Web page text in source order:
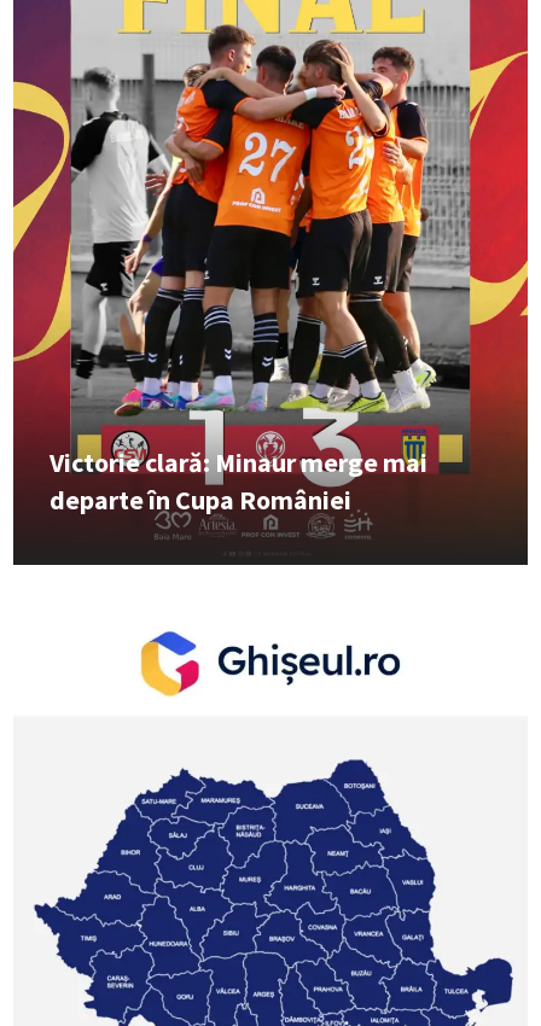
Victorie clară: Minaur merge mai
departe în Cupa României